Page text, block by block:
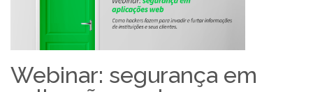
Webinar: segurança em